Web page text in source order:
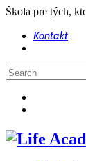
Škola pre tých,
Kontakt